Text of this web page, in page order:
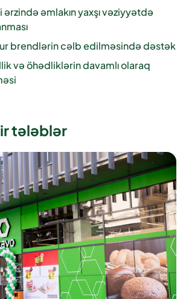
əmlakın yaxşı vəziyyətdə
brendlərin cəlb edilməsində dəstək
və öhədliklərin davamlı olaraq
tələblər